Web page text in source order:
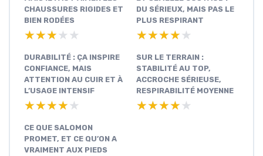
CHAUSSURES RIGIDES ET
BIEN RODÉES
★★★★★
★★★★★
DU SÉRIEUX, MAIS PAS LE
PLUS RESPIRANT
★★★★★
★★★★★
DURABILITÉ : ÇA INSPIRE
CONFIANCE, MAIS
ATTENTION AU CUIR ET À
L’USAGE INTENSIF
★★★★★
★★★★★
SUR LE TERRAIN :
STABILITÉ AU TOP,
ACCROCHE SÉRIEUSE,
RESPIRABILITÉ MOYENNE
★★★★★
★★★★★
CE QUE SALOMON
PROMET, ET CE QU’ON A
VRAIMENT AUX PIEDS